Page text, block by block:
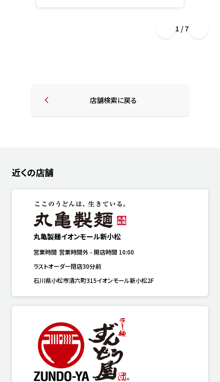
1 / 7
店舗検索に戻る
近くの店舗
丸亀製麺イオンモール新小松
営業時間 営業時間外 - 開店時間 10:00
ラストオーダー閉店30分前
石川県小松市清六町315イオンモール新小松2F